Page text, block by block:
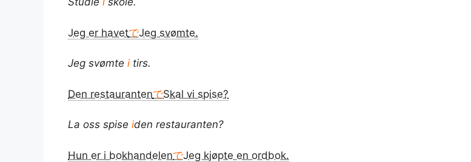
Jeg er havetでJeg svømte.
Jeg svømte itirs.
Den restaurantenでSkal vi spise?
La oss spise iden restauranten?
Hun er i bokhandelenでJeg kjøpte en ordbok.